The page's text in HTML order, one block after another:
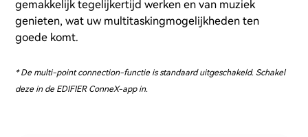
gemakkelijk tegelijkertijd werken en van muziek
genieten, wat uw multitaskingmogelijkheden ten
goede komt.
* De multi-point connection-functie is standaard uitgeschakeld. Schakel
deze in de EDIFIER ConneX-app in.